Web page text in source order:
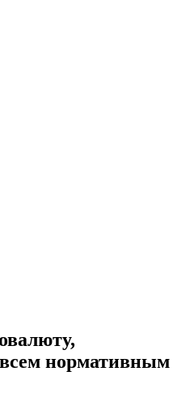
нормативным